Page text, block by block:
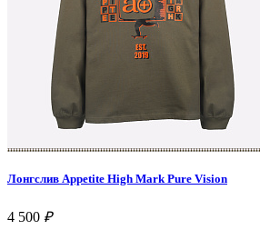
Лонгслив Appetite High Mark Pure Vision
4 500 ₽